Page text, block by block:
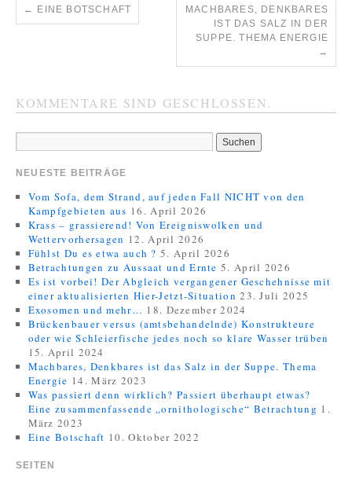
← EINE BOTSCHAFT
MACHBARES, DENKBARES
IST DAS SALZ IN DER
SUPPE. THEMA ENERGIE
→
KOMMENTARE SIND GESCHLOSSEN.
NEUESTE BEITRÄGE
Vom Sofa, dem Strand, auf jeden Fall NICHT von den
Kampfgebieten aus 16. April 2026
Krass – grassierend! Von Ereigniswolken und
Wettervorhersagen 12. April 2026
Fühlst Du es etwa auch ? 5. April 2026
Betrachtungen zu Aussaat und Ernte 5. April 2026
Es ist vorbei! Der Abgleich vergangener Geschehnisse mit
einer aktualisierten Hier-Jetzt-Situation 23. Juli 2025
Exosomen und mehr… 18. Dezember 2024
Brückenbauer versus (amtsbehandelnde) Konstrukteure
oder wie Schleierfische jedes noch so klare Wasser trüben
15. April 2024
Machbares, Denkbares ist das Salz in der Suppe. Thema
Energie 14. März 2023
Was passiert denn wirklich? Passiert überhaupt etwas?
Eine zusammenfassende „ornithologische“ Betrachtung 1.
März 2023
Eine Botschaft 10. Oktober 2022
SEITEN